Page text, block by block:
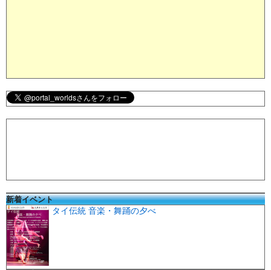
新着イベント
タイ伝統 音楽・舞踊の夕べ